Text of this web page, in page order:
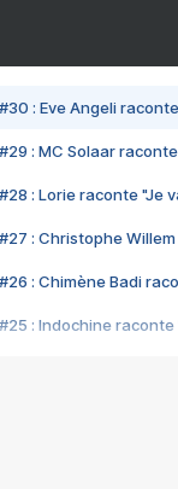
#30 : Eve Angeli
#29 : MC Solaar
#28 : Lorie raconte "Je
#27 : Christophe
#26 : Chimène Badi
#25 : Indochine